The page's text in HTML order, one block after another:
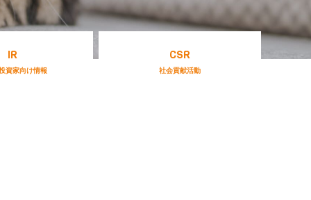
IR
資家向け情報
CSR
社会貢献活動